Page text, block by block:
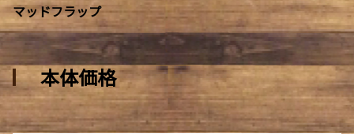
マッドフラップ
本体価格